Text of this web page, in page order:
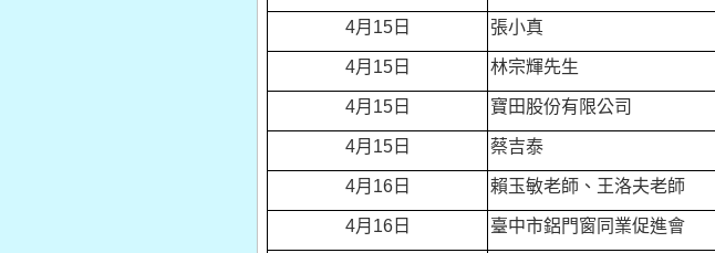
4月15日 張小真
4月15日 林宗輝先生
4月15日 寶田股份有限公司
4月15日 蔡吉泰
4月16日 賴玉敏老師、王洛夫老師
4月16日 臺中市鋁門窗同業促進會